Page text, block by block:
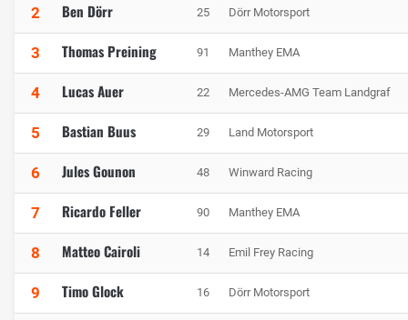
2 Ben Dörr 25 Dörr Motorsport
3 Thomas Preining 91 Manthey EMA
4 Lucas Auer 22 Mercedes-AMG Team Landgraf
5 Bastian Buus 29 Land Motorsport
6 Jules Gounon 48 Winward Racing
7 Ricardo Feller 90 Manthey EMA
8 Matteo Cairoli 14 Emil Frey Racing
9 Timo Glock 16 Dörr Motorsport